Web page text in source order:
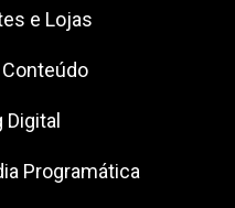
e Lojas
Digital
Programática